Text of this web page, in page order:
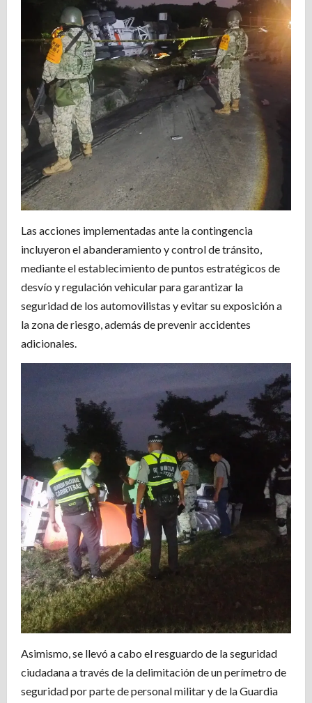
Las acciones implementadas ante la contingencia
incluyeron el abanderamiento y control de tránsito,
mediante el establecimiento de puntos estratégicos de
desvío y regulación vehicular para garantizar la
seguridad de los automovilistas y evitar su exposición a
la zona de riesgo, además de prevenir accidentes
adicionales.
Asimismo, se llevó a cabo el resguardo de la seguridad
ciudadana a través de la delimitación de un perímetro de
seguridad por parte de personal militar y de la Guardia